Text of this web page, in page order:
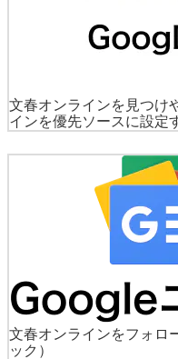
文春オンラインを見つけ
インを優先ソースに設定
文春オンラインをフォロ
ック）